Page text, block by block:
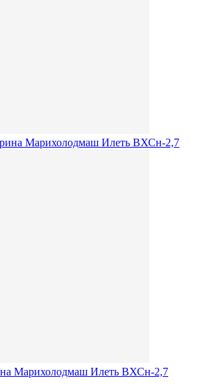
Марихолодмаш Илеть ВХСн-2,7